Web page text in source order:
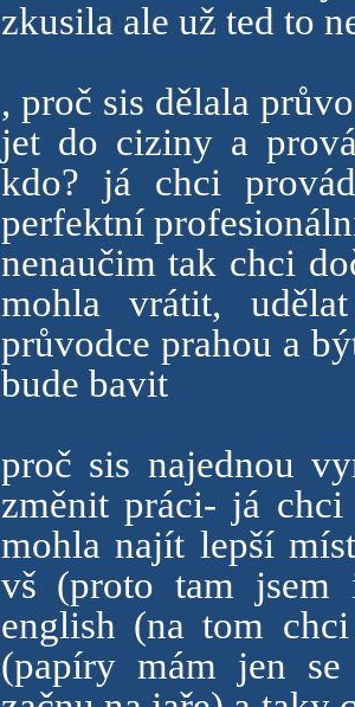
zkusila ale už ted to
, proč sis dělala
jet do ciziny a
kdo? já chci
perfektní
nenaučim tak chci
mohla vrátit,
průvodce prahou a
bude bavit
proč sis najednou
změnit práci- já
mohla najít lepší
vš (proto tam jsem
english (na tom
(papíry mám jen